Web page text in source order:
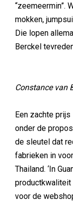
“zeemeermin”.
mokken,
Die lopen
Berckel
Constance van
Een zachte
onder de
de sleutel dat
fabrieken in
Thailand. ‘In
voor de